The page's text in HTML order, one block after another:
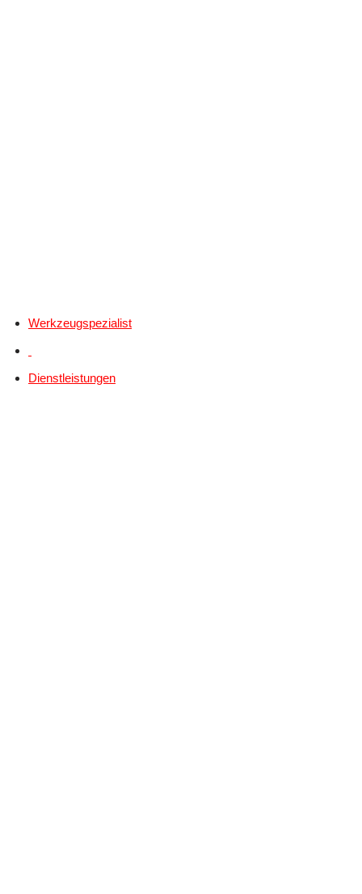
Werkzeugspezialist
Dienstleistungen